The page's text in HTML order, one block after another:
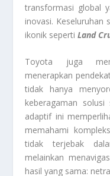
transformasi global
inovasi. Keseluruhan
ikonik sepertiLand
Toyota juga
menerapkan
tidak hanya
keberagaman solusi
adaptif ini
memahami
tidak terjebak
melainkan
hasil yang sama: